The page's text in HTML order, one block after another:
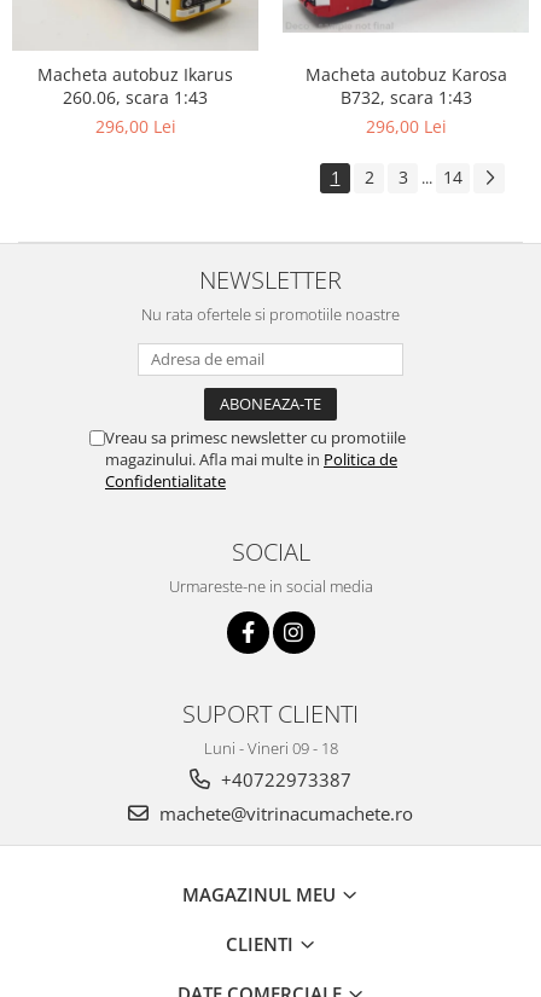
Macheta autobuz Ikarus
260.06, scara 1:43
296,00 Lei
Macheta autobuz Karosa
B732, scara 1:43
296,00 Lei
1 2 3 ... 14
NEWSLETTER
Nu rata ofertele si promotiile noastre
Vreau sa primesc newsletter cu promotiile
magazinului. Afla mai multe in Politica de
Confidentialitate
SOCIAL
Urmareste-ne in social media
SUPORT CLIENTI
Luni - Vineri 09 - 18
+40722973387
machete@vitrinacumachete.ro
MAGAZINUL MEU
CLIENTI